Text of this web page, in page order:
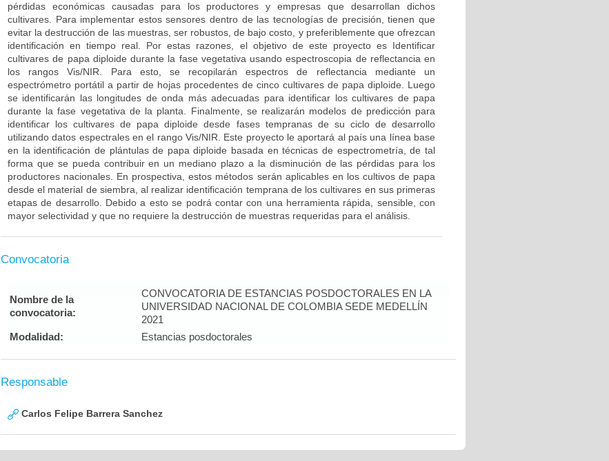
pérdidas económicas causadas para los productores y empresas que desarrollan dichos
cultivares. Para implementar estos sensores dentro de las tecnologías de precisión, tienen que
evitar la destrucción de las muestras, ser robustos, de bajo costo, y preferiblemente que ofrezcan
identificación en tiempo real. Por estas razones, el objetivo de este proyecto es Identificar
cultivares de papa diploide durante la fase vegetativa usando espectroscopia de reflectancia en
los rangos Vis/NIR. Para esto, se recopilarán espectros de reflectancia mediante un
espectrómetro portátil a partir de hojas procedentes de cinco cultivares de papa diploide. Luego
se identificarán las longitudes de onda más adecuadas para identificar los cultivares de papa
durante la fase vegetativa de la planta. Finalmente, se realizarán modelos de predicción para
identificar los cultivares de papa diploide desde fases tempranas de su ciclo de desarrollo
utilizando datos espectrales en el rango Vis/NIR. Este proyecto le aportará al país una línea base
en la identificación de plántulas de papa diploide basada en técnicas de espectrometría, de tal
forma que se pueda contribuir en un mediano plazo a la disminución de las pérdidas para los
productores nacionales. En prospectiva, estos métodos serán aplicables en los cultivos de papa
desde el material de siembra, al realizar identificación temprana de los cultivares en sus primeras
etapas de desarrollo. Debido a esto se podrá contar con una herramienta rápida, sensible, con
mayor selectividad y que no requiere la destrucción de muestras requeridas para el análisis.
Convocatoria
Nombre de la
convocatoria:
CONVOCATORIA DE ESTANCIAS POSDOCTORALES EN LA
UNIVERSIDAD NACIONAL DE COLOMBIA SEDE MEDELLÍN
2021
Modalidad:
Estancias posdoctorales
Responsable
Carlos Felipe Barrera Sanchez